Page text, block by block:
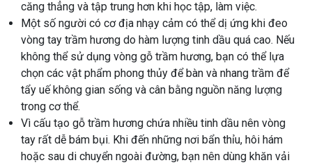
căng thẳng và tập trung hơn khi học tập, làm việc.
Một số người có cơ địa nhạy cảm có thể dị ứng khi đeo
vòng tay trầm hương do hàm lượng tinh dầu quá cao. Nếu
không thể sử dụng vòng gỗ trầm hương, bạn có thể lựa
chọn các vật phẩm phong thủy để bàn và nhang trầm để
tẩy uế không gian sống và cân bằng nguồn năng lượng
trong cơ thể.
Vì cấu tạo gỗ trầm hương chứa nhiều tinh dầu nên vòng
tay rất dễ bám bụi. Khi đến những nơi bẩn thỉu, hôi hám
hoặc sau di chuyển ngoài đường, bạn nên dùng khăn vải